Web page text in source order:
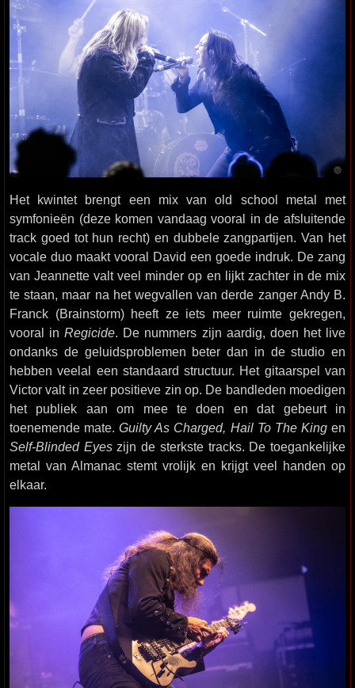
Het kwintet brengt een mix van old school metal met
symfonieën (deze komen vandaag vooral in de afsluitende
track goed tot hun recht) en dubbele zangpartijen. Van het
vocale duo maakt vooral David een goede indruk. De zang
van Jeannette valt veel minder op en lijkt zachter in de mix
te staan, maar na het wegvallen van derde zanger Andy B.
Franck (Brainstorm) heeft ze iets meer ruimte gekregen,
vooral inRegicide. De nummers zijn aardig, doen het live
ondanks de geluidsproblemen beter dan in de studio en
hebben veelal een standaard structuur. Het gitaarspel van
Victor valt in zeer positieve zin op. De bandleden moedigen
het publiek aan om mee te doen en dat gebeurt in
toenemende mate.Guilty As Charged, Hail To The Kingen
Self-Blinded Eyeszijn de sterkste tracks. De toegankelijke
metal van Almanac stemt vrolijk en krijgt veel handen op
elkaar.